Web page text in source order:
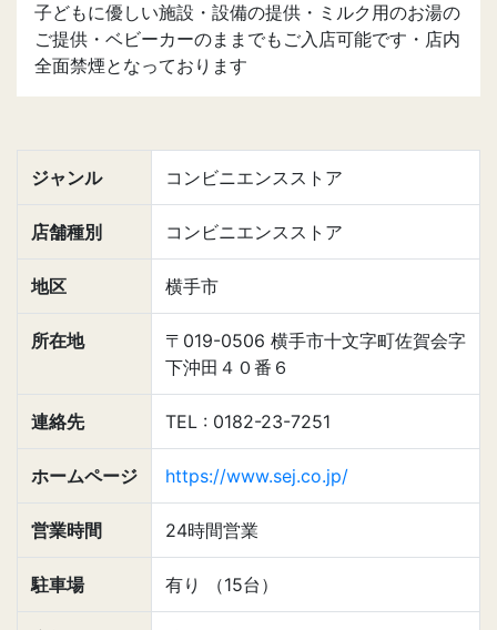
子どもに優しい施設・設備の提供・ミルク用のお湯の
ご提供・ベビーカーのままでもご入店可能です・店内
全面禁煙となっております
ジャンル コンビニエンスストア
店舗種別 コンビニエンスストア
地区 横手市
所在地
〒019-0506 横手市十文字町佐賀会字
下沖田４０番６
連絡先 TEL : 0182-23-7251
ホームページ https://www.sej.co.jp/
営業時間 24時間営業
駐車場 有り （15台）